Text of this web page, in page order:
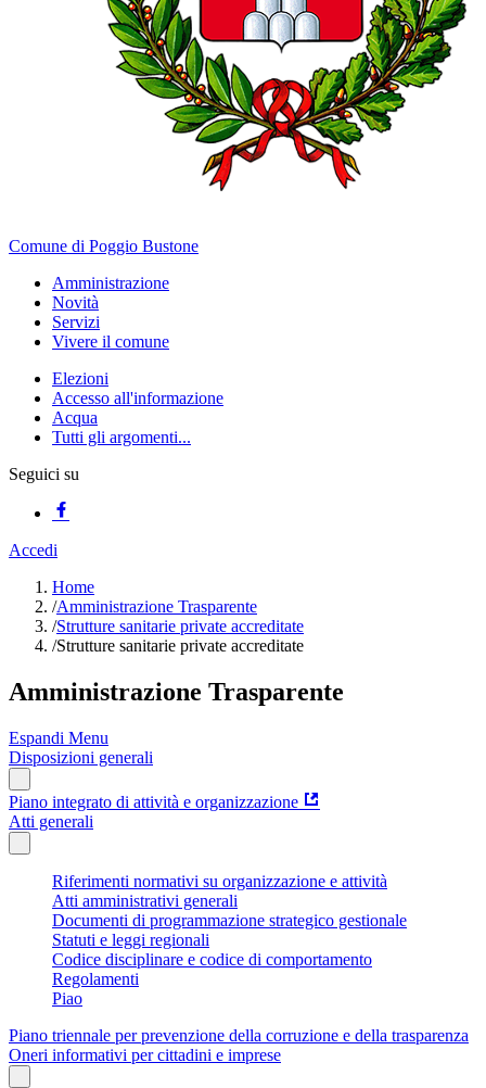
Comune di Poggio Bustone
Amministrazione
Novità
Servizi
Vivere il comune
Elezioni
Accesso all'informazione
Acqua
Tutti gli argomenti...
Seguici su
Accedi
Home
/Amministrazione Trasparente
/Strutture sanitarie private accreditate
/Strutture sanitarie private accreditate
Amministrazione Trasparente
Espandi Menu
Disposizioni generali
Piano integrato di attività e organizzazione
Atti generali
Riferimenti normativi su organizzazione e attività
Atti amministrativi generali
Documenti di programmazione strategico gestionale
Statuti e leggi regionali
Codice disciplinare e codice di comportamento
Regolamenti
Piao
Piano triennale per prevenzione della corruzione e della trasparenza
Oneri informativi per cittadini e imprese